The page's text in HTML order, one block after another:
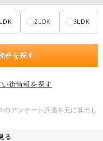
2LDK 3LDK
件を探す
街情報を探す
アンケート評価を元に算出し
る